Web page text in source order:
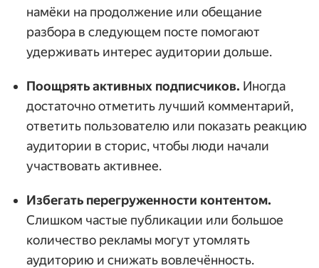
намёки на продолжение или обещание
разбора в следующем посте помогают
удерживать интерес аудитории дольше.
Поощрять активных подписчиков. Иногда
достаточно отметить лучший комментарий,
ответить пользователю или показать реакцию
аудитории в сторис, чтобы люди начали
участвовать активнее.
Избегать перегруженности контентом.
Слишком частые публикации или большое
количество рекламы могут утомлять
аудиторию и снижать вовлечённость.